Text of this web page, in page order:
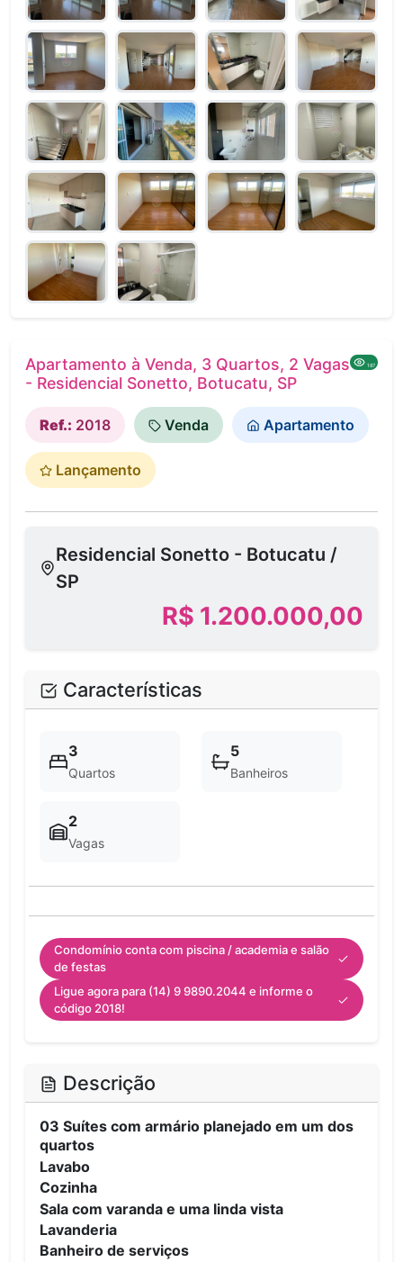
Apartamento à Venda, 3 Quartos, 2 Vagas
- Residencial Sonetto, Botucatu, SP
187
Ref.: 2018 Venda Apartamento
Lançamento
Residencial Sonetto - Botucatu /
SP
R$ 1.200.000,00
Características
3
Quartos
5
Banheiros
2
Vagas
Condomínio conta com piscina / academia e salão
de festas
Ligue agora para (14) 9 9890.2044 e informe o
código 2018!
Descrição
03 Suítes com armário planejado em um dos
quartos
Lavabo
Cozinha
Sala com varanda e uma linda vista
Lavanderia
Banheiro de serviços